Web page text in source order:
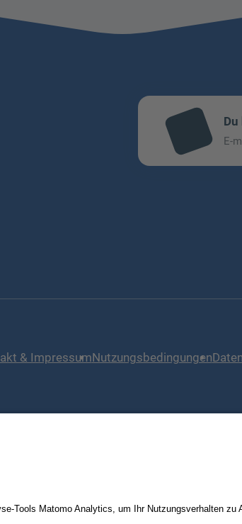
l
Du
E-
& ImpressumNutzungsbedingungen